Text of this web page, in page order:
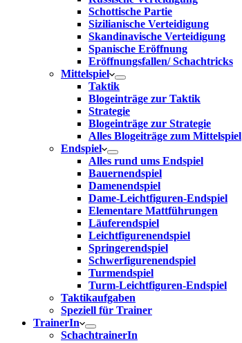
Schottische Partie
Sizilianische Verteidigung
Skandinavische Verteidigung
Spanische Eröffnung
Eröffnungsfallen/ Schachtricks
Mittelspiel
Taktik
Blogeinträge zur Taktik
Strategie
Blogeinträge zur Strategie
Alles Blogeiträge zum Mittelspiel
Endspiel
Alles rund ums Endspiel
Bauernendspiel
Damenendspiel
Dame-Leichtfiguren-Endspiel
Elementare Mattführungen
Läuferendspiel
Leichtfigurenendspiel
Springerendspiel
Schwerfigurenendspiel
Turmendspiel
Turm-Leichtfiguren-Endspiel
Taktikaufgaben
Speziell für Trainer
TrainerIn
SchachtrainerIn